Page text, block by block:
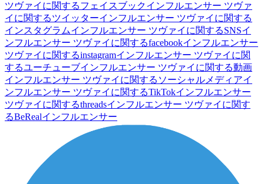
ツヴァイに関するフェイスブックインフルエンサー ツヴァ
イに関するツイッターインフルエンサー ツヴァイに関する
インスタグラムインフルエンサー ツヴァイに関するSNSイ
ンフルエンサー ツヴァイに関するfacebookインフルエンサー
ツヴァイに関するinstagramインフルエンサー ツヴァイに関
するユーチューブインフルエンサー ツヴァイに関する動画
インフルエンサー ツヴァイに関するソーシャルメディアイ
ンフルエンサー ツヴァイに関するTikTokインフルエンサー
ツヴァイに関するthreadsインフルエンサー ツヴァイに関す
るBeRealインフルエンサー